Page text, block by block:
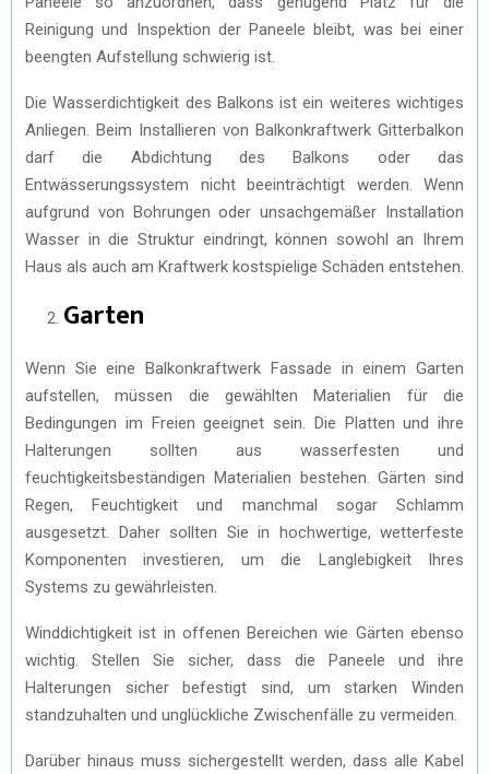
Reinigung und Inspektion der Paneele bleibt, was bei einer
beengten Aufstellung schwierig ist.
Die Wasserdichtigkeit des Balkons ist ein weiteres wichtiges
Anliegen. Beim Installieren von Balkonkraftwerk Gitterbalkon
darf die Abdichtung des Balkons oder das
Entwässerungssystem nicht beeinträchtigt werden. Wenn
aufgrund von Bohrungen oder unsachgemäßer Installation
Wasser in die Struktur eindringt, können sowohl an Ihrem
Haus als auch am Kraftwerk kostspielige Schäden entstehen.
Garten
Wenn Sie eine Balkonkraftwerk Fassade in einem Garten
aufstellen, müssen die gewählten Materialien für die
Bedingungen im Freien geeignet sein. Die Platten und ihre
Halterungen sollten aus wasserfesten und
feuchtigkeitsbeständigen Materialien bestehen. Gärten sind
Regen, Feuchtigkeit und manchmal sogar Schlamm
ausgesetzt. Daher sollten Sie in hochwertige, wetterfeste
Komponenten investieren, um die Langlebigkeit Ihres
Systems zu gewährleisten.
Winddichtigkeit ist in offenen Bereichen wie Gärten ebenso
wichtig. Stellen Sie sicher, dass die Paneele und ihre
Halterungen sicher befestigt sind, um starken Winden
standzuhalten und unglückliche Zwischenfälle zu vermeiden.
Darüber hinaus muss sichergestellt werden, dass alle Kabel